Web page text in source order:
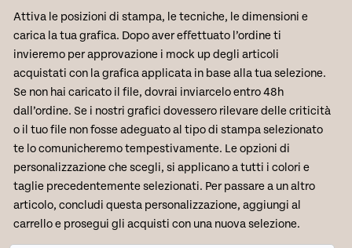
Attiva le posizioni di stampa, le tecniche, le dimensioni e
carica la tua grafica. Dopo aver effettuato l’ordine ti
invieremo per approvazione i mock up degli articoli
acquistati con la grafica applicata in base alla tua selezione.
Se non hai caricato il file, dovrai inviarcelo entro 48h
dall’ordine. Se i nostri grafici dovessero rilevare delle criticità
o il tuo file non fosse adeguato al tipo di stampa selezionato
te lo comunicheremo tempestivamente. Le opzioni di
personalizzazione che scegli, si applicano a tutti i colori e
taglie precedentemente selezionati. Per passare a un altro
articolo, concludi questa personalizzazione, aggiungi al
carrello e prosegui gli acquisti con una nuova selezione.